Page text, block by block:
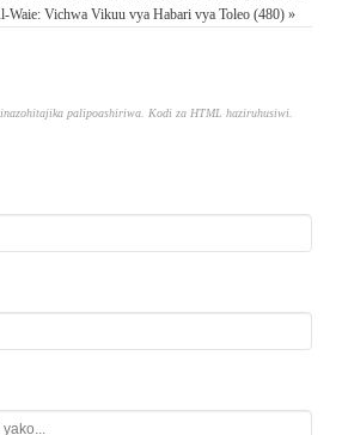
Waie: Vichwa Vikuu vya Habari vya Toleo (480) »
palipoashiriwa. Kodi za HTML haziruhusiwi.